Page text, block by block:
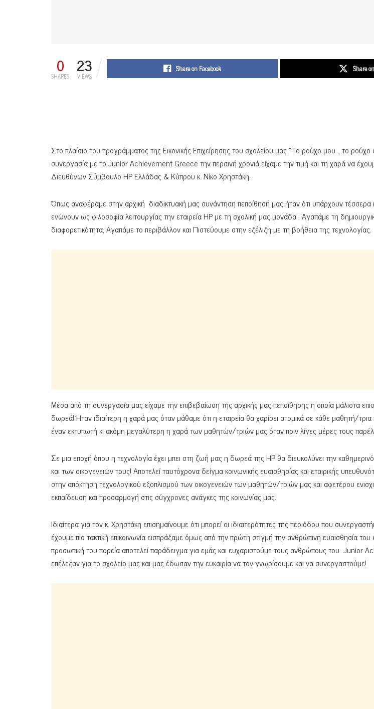
0
SHARES 23
VIEWS
Share on Facebook Share
Στο πλαίσιο του προγράμματος της Eικονικής Eπιχείρησης του σχολείου μας «Το ρούχο μου …το
συνεργασία με τo Junior Achievement Greece την περσινή χρονιά είχαμε την τιμή και τη χαρά να
Διευθύνων Σύμβουλο HP Ελλάδας & Κύπρου κ. Νίκο Χρηστάκη.
Όπως αναφέραμε στην αρχική διαδικτυακή μας συνάντηση πεποίθησή μας ήταν ότι υπάρχουν τέσσερα
ενώνουν ως φιλοσοφία λειτουργίας την εταιρεία HP με τη σχολική μας μονάδα : Αγαπάμε τη
διαφορετικότητα, Αγαπάμε το περιβάλλον και Πιστεύουμε στην εξέλιξη με τη βοήθεια της τεχνολογίας.
Μέσα από τη συνεργασία μας είχαμε την επιβεβαίωση της αρχικής μας πεποίθησης η οποία μάλιστα
δωρεά! Ήταν ιδιαίτερη η χαρά μας όταν μάθαμε ότι η εταιρεία θα χαρίσει ατομικά σε κάθε μαθητή/
έναν εκτυπωτή κι ακόμη μεγαλύτερη η χαρά των μαθητών/τριών μας όταν πριν λίγες μέρες τους
Σε μια εποχή όπου η τεχνολογία έχει μπει στη ζωή μας η δωρεά της HP θα διευκολύνει την
και των οικογενειών τους! Αποτελεί ταυτόχρονα δείγμα κοινωνικής ευαισθησίας και εταιρικής
στην απόκτηση τεχνολογικού εξοπλισμού των οικογενειών των μαθητών/τριών μας και αφετέρου
εκπαίδευση και προσαρμογή στις σύγχρονες ανάγκες της κοινωνίας μας.
Ιδιαίτερα για τον κ. Χρηστάκη επισημαίνουμε ότι μπορεί οι ιδιαιτερότητες της περιόδου που
έχουμε πιο τακτική επικοινωνία εισπράξαμε όμως από την πρώτη στιγμή την ανθρώπινη ευαισθησία
προσωπική του πορεία αποτελεί παράδειγμα για εμάς και ευχαριστούμε τους ανθρώπους του Junior
επέλεξαν για το σχολείο μας και μας έδωσαν την ευκαιρία να τον γνωρίσουμε και να συνεργαστούμε!